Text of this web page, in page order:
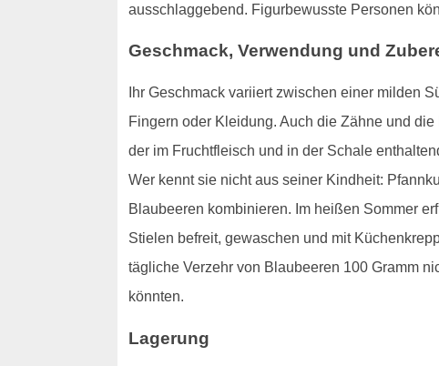
ausschlaggebend. Figurbewusste Personen
Geschmack, Verwendung und
Ihr Geschmack variiert zwischen einer milden
Fingern oder Kleidung. Auch die Zähne und
der im Fruchtfleisch und in der Schale
Wer kennt sie nicht aus seiner Kindheit:
Blaubeeren kombinieren. Im heißen Sommer
Stielen befreit, gewaschen und mit
tägliche Verzehr von Blaubeeren 100 Gramm
könnten.
Lagerung